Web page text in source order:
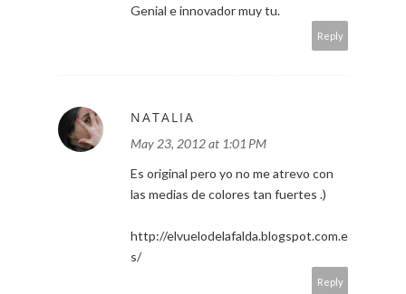
Genial e innovador muy tu.
Reply
NATALIA
May 23, 2012 at 1:01 PM
Es original pero yo no me atrevo con
las medias de colores tan fuertes .)
http://elvuelodelafalda.blogspot.com.e
s/
Reply